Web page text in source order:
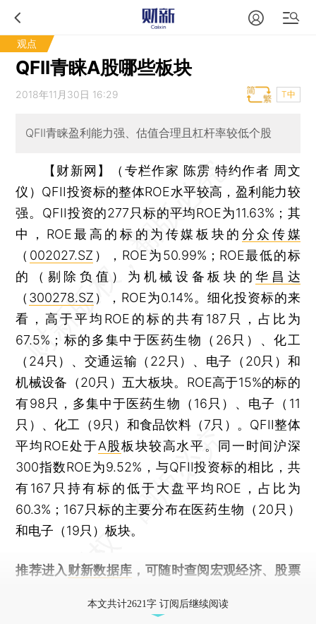
观点
QFII青睐A股哪些板块
2018年11月30日 16:29 T中
QFII青睐盈利能力强、估值合理且杠杆率较低个股
【财新网】（专栏作家 陈雳 特约作者 周文
仪） QFII投资标的整体ROE水平较高，盈利能力较
强。QFII投资的277只标的平均ROE为11.63%；其
中，ROE最高的标的为传媒板块的 分众传媒
（ 002027.SZ ），ROE为50.99%；ROE最低的标
的（剔除负值）为机械设备板块的华昌达
（ 300278.SZ ），ROE为0.14%。细化投资标的来
看，高于平均ROE的标的共有187只，占比为
67.5%；标的多集中于医药生物（26只）、化工
（24只）、交通运输（22只）、电子（20只）和
机械设备（20只）五大板块。ROE高于15%的标的
有98只，多集中于医药生物（16只）、电子（11
只）、化工（9只）和食品饮料（7只）。QFII整体
平均ROE处于A股板块较高水平。同一时间沪深
300指数ROE为9.52%，与QFII投资标的相比，共
有167只持有标的低于大盘平均ROE，占比为
60.3%；167只标的主要分布在医药生物（20只）
和电子（19只）板块。
推荐进入 财新数据库 ，可随时查阅宏观经济、股票
本文共计2621字 订阅后继续阅读